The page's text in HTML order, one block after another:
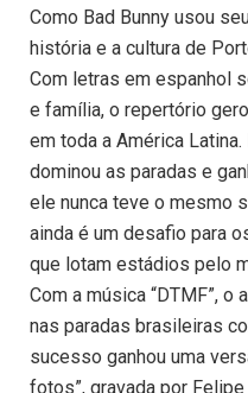
Como Bad Bunny usou
história e a cultura de
Com letras em espanhol
e família, o repertório
em toda a América
dominou as paradas e
ele nunca teve o mesmo
ainda é um desafio para
que lotam estádios pelo
Com a música “DTMF”,
nas paradas brasileiras
sucesso ganhou uma
fotos”, gravada por